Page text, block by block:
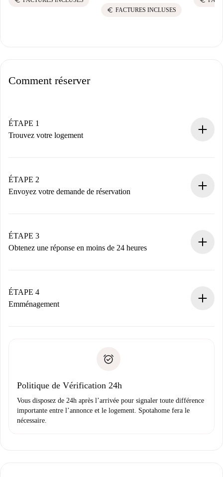
euro FACTURES INCLUSES
Comment réserver
ÉTAPE 1
Trouvez votre logement
Vous disposez à l’avance de toutes les informations
nécessaires.
ÉTAPE 2
Envoyez votre demande de réservation
Nous ne vous facturerons rien tant que le propriétaire
n’aura pas accepté.
ÉTAPE 3
Obtenez une réponse en moins de 24 heures
contact avec le propriétaire.
Si refusé : aucun prélèvement et nous vous proposerons
Justificatif de solvabilité
ÉTAPE 4
Emménagement
uniquement si aucun problème n'est signalé.
Politique de Vérification 24h
Vous disposez de 24h après l’arrivée pour signaler toute différence
importante entre l’annonce et le logement. Spotahome fera le
nécessaire.